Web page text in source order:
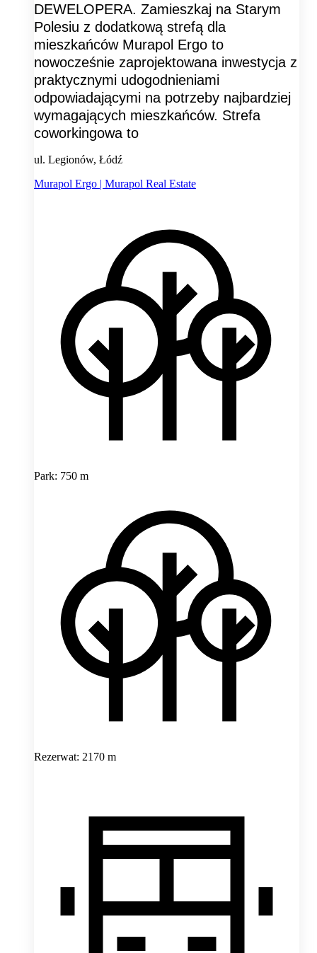
DEWELOPERA. Zamieszkaj na Starym
Polesiu z dodatkową strefą dla
mieszkańców Murapol Ergo to
nowocześnie zaprojektowana inwestycja z
praktycznymi udogodnieniami
odpowiadającymi na potrzeby najbardziej
wymagających mieszkańców. Strefa
coworkingowa to
ul. Legionów, Łódź
Murapol Ergo | Murapol Real Estate
Park: 750 m
Rezerwat: 2170 m